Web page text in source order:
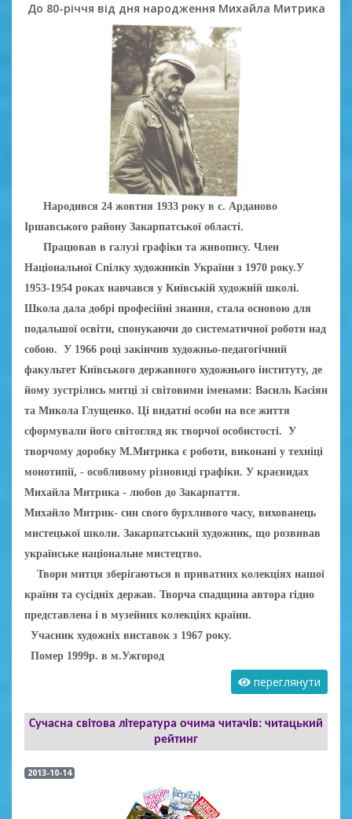
До 80-річчя від дня народження Михайла Митрика
Народився 24 жовтня 1933 року в с. Арданово
Іршавського району Закарпатської області.
Працював в галузі графіки та живопису. Член
Національної Спілку художників України з 1970 року.У
1953-1954 роках навчався у Київській художній школі.
Школа дала добрі професійні знання, стала основою для
подальшої освіти, спонукаючи до систематичної роботи над
собою. У 1966 році закінчив художньо-педагогічний
факультет Київського державного художнього інституту, де
йому зустрілись митці зі світовими іменами: Василь Касіян
та Микола Глущенко. Ці видатні особи на все життя
сформували його світогляд як творчої особистості. У
творчому доробку М.Митрика є роботи, виконані у техніці
монотипії, - особливому різновиді графіки. У краєвидах
Михайла Митрика - любов до Закарпаття.
Михайло Митрик- син свого бурхливого часу, вихованець
мистецької школи. Закарпатський художник, що розвивав
українське національне мистецтво.
Твори митця зберігаються в приватних колекціях нашої
країни та сусідніх держав. Творча спадщина автора гідно
представлена і в музейних колекціях країни.
Учасник художніх виставок з 1967 року.
Помер 1999р. в м.Ужгород
переглянути
Сучасна світова література очима читачів: читацький
рейтинг
2013-10-14